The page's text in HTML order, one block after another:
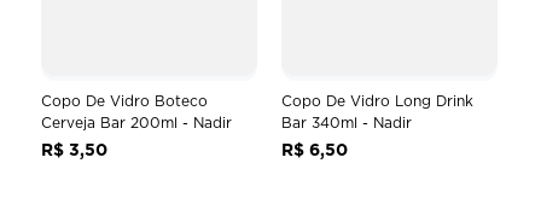
Copo De Vidro Boteco
Cerveja Bar 200ml - Nadir
R$ 3,50
Copo De Vidro Long Drink
Bar 340ml - Nadir
R$ 6,50